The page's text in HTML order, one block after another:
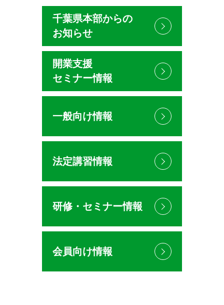
千葉県本部からの
お知らせ
開業支援
セミナー情報
一般向け情報
法定講習情報
研修・セミナー情報
会員向け情報